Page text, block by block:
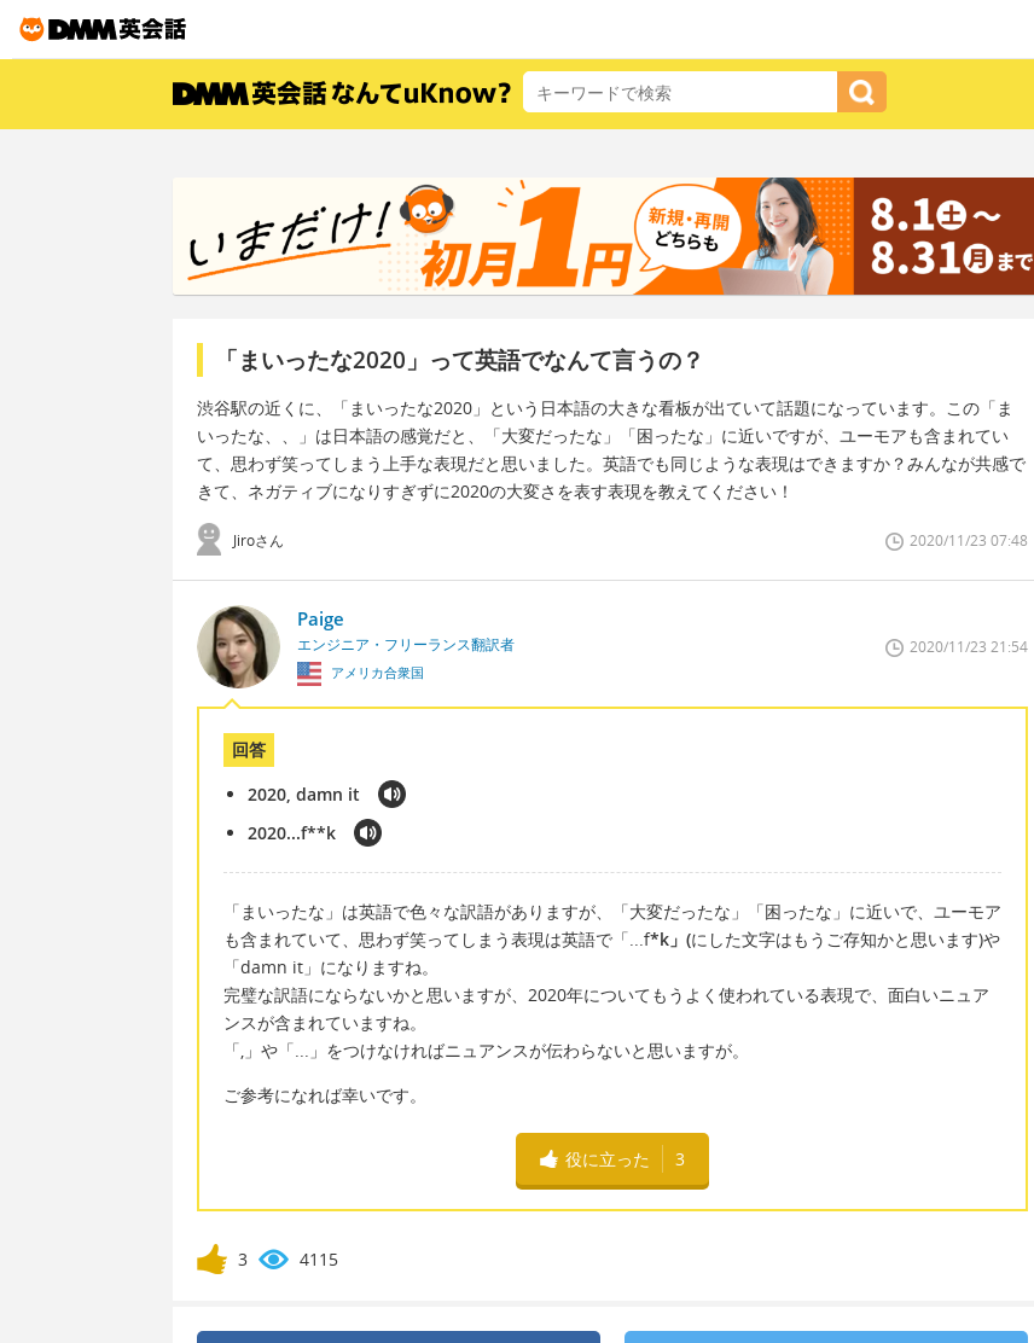
「まいったな2020」って英語でなんて言うの？
渋谷駅の近くに、「まいったな2020」という日本語の大きな看板が出ていて話題になっています。この「ま
いったな、、」は日本語の感覚だと、「大変だったな」「困ったな」に近いですが、ユーモアも含まれてい
て、思わず笑ってしまう上手な表現だと思いました。英語でも同じような表現はできますか？みんなが共感で
きて、ネガティブになりすぎずに2020の大変さを表す表現を教えてください！
Jiroさん 2020/11/23 07:48
Paige
エンジニア・フリーランス翻訳者
アメリカ合衆国
2020/11/23 21:54
回答
2020, damn it
2020...f**k
「まいったな」は英語で色々な訳語がありますが、「大変だったな」「困ったな」に近いで、ユーモア
も含まれていて、思わず笑ってしまう表現は英語で「...f*k」(にした文字はもうご存知かと思います)や
「damn it」になりますね。
完璧な訳語にならないかと思いますが、2020年についてもうよく使われている表現で、面白いニュア
ンスが含まれていますね。
「,」や「...」をつけなければニュアンスが伝わらないと思いますが。
ご参考になれば幸いです。
役に立った 3
3 4115